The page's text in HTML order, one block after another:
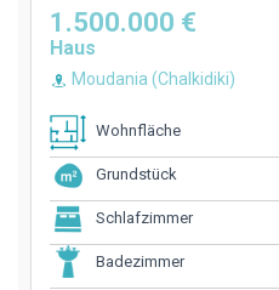
1.500.000 €
Haus
Moudania (Chalkidiki)
Wohnfläche
Grundstück
Schlafzimmer
Badezimmer